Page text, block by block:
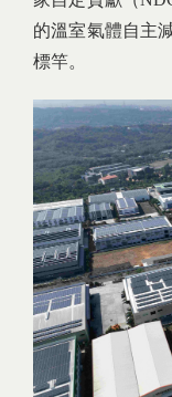
的溫室氣體自主
標竿。